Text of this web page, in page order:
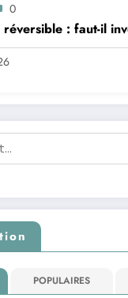
0
réversible : faut-il
POPULAIRES